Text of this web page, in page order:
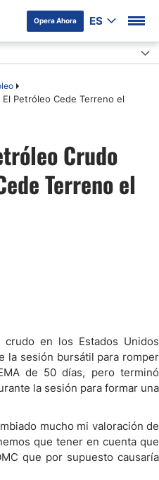
Opera Ahora ES
Petróleo Cede Terreno el
Crudo
Terreno el
en los Estados Unidos
la sesión bursátil para romper
de 50 días, pero terminó
la sesión para formar una
mucho mi valoración de
que tener en cuenta que
que por supuesto causaría